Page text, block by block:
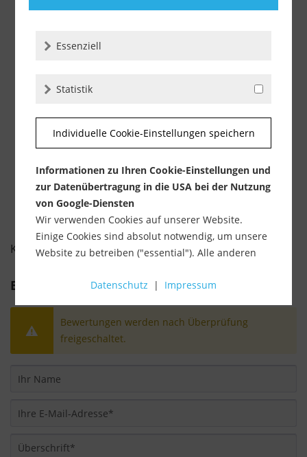
Quadratprofil / Ecken Aluminium schwarz,...
inkl. MwSt.zzgl. Versandkosten
- +
KUNDENBEWERTUNGEN FÜR
Bewertung schreiben
Bewertungen werden nach Überprüfung
freigeschaltet.
Essenziell
Statistik
Individuelle Cookie-Einstellungen speichern
Informationen zu Ihren Cookie-Einstellungen und
zur Datenübertragung in die USA bei der Nutzung
von Google-Diensten
Wir verwenden Cookies auf unserer Website.
Einige Cookies sind absolut notwendig, um unsere
Website zu betreiben ("essential"). Alle anderen
Verwendung zustimmen (z. B. für Google Maps).
Über die Auswahl bestimmter Cookies in den
Akkordeon-Elementen können Sie wählen, ob Sie
"nur wesentliche Cookies ", "alle Cookies
Einstellungen speichern" möchten.
Die Zustimmung zur Verwendung von nicht
Einstellungen auch nachträglich über die
Datenschutz | Impressum